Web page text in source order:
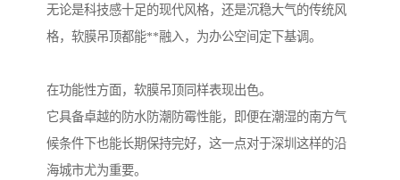
无论是科技感十足的现代风格，还是沉稳大气的传统风
格，软膜吊顶都能**融入，为办公空间定下基调。
在功能性方面，软膜吊顶同样表现出色。
它具备卓越的防水防潮防霉性能，即便在潮湿的南方气
候条件下也能长期保持完好，这一点对于深圳这样的沿
海城市尤为重要。